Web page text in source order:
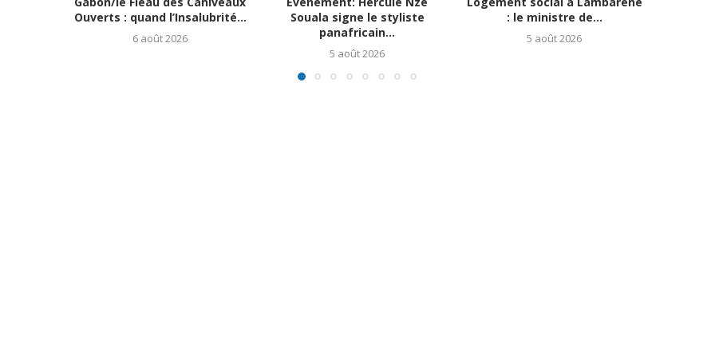
Ouverts : quand l’Insalubrité...
6 août 2026
Souala signe le styliste
panafricain...
5 août 2026
: le ministre de...
5 août 2026